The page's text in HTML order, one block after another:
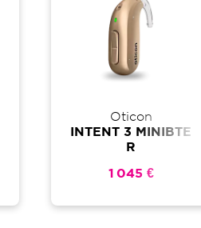
Oticon
INTENT 3 MINIBTE
R
1 045 €